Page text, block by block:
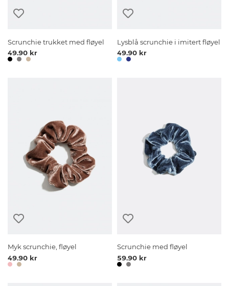
Scrunchie trukket med fløyel
49.90 kr
Lysblå scrunchie i imitert fløyel
49.90 kr
Myk scrunchie, fløyel
49.90 kr
Scrunchie med fløyel
59.90 kr